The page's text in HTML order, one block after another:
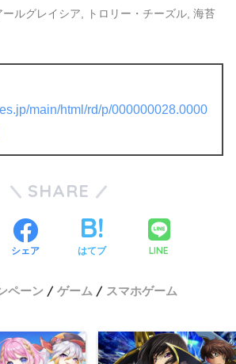
ルグレイシア, トロリー・チーズル, 海苔
main/html/rd/p/000000028.0000
SHARE
シェア はてブ LINE
ペーン ゲーム スマホゲーム